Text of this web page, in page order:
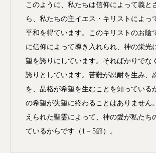
このように、私たちは信仰によって義と
ら、私たちの主イエス・キリストによっ
平和を得ています。このキリストのお陰
に信仰によって導き入れられ、神の栄光
望を誇りにしています。そればかりでな
誇りとしています。苦難が忍耐を生み、
を、品格が希望を生むことを知っている
の希望が失望に終わることはありません
えられた聖霊によって、神の愛が私たち
ているからです（1－5節）。